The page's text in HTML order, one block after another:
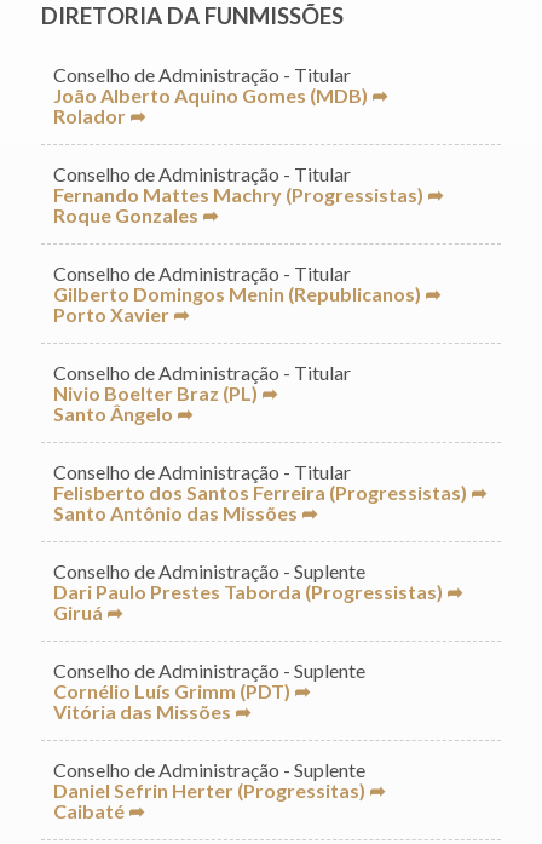
DIRETORIA DA FUNMISSÕES
Conselho de Administração - Titular
João Alberto Aquino Gomes (MDB) ➦
Rolador ➦
Conselho de Administração - Titular
Fernando Mattes Machry (Progressistas) ➦
Roque Gonzales ➦
Conselho de Administração - Titular
Gilberto Domingos Menin (Republicanos) ➦
Porto Xavier ➦
Conselho de Administração - Titular
Nivio Boelter Braz (PL) ➦
Santo Ângelo ➦
Conselho de Administração - Titular
Felisberto dos Santos Ferreira (Progressistas) ➦
Santo Antônio das Missões ➦
Conselho de Administração - Suplente
Dari Paulo Prestes Taborda (Progressistas) ➦
Giruá ➦
Conselho de Administração - Suplente
Cornélio Luís Grimm (PDT) ➦
Vitória das Missões ➦
Conselho de Administração - Suplente
Daniel Sefrin Herter (Progressitas) ➦
Caibaté ➦